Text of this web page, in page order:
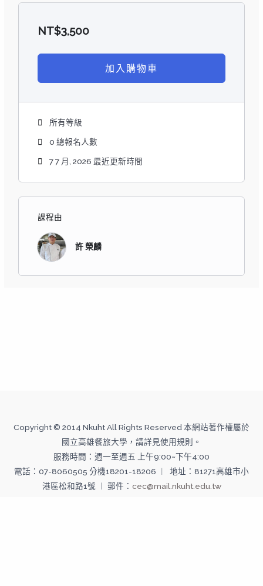
NT$3,500
加入購物車
所有等級
0 總報名人數
7 7 月, 2026 最近更新時間
課程由
許 榮麟
Copyright © 2014 Nkuht All Rights Reserved 本網站著作權屬於
國立高雄餐旅大學，請詳見使用規則。
服務時間：週一至週五 上午9:00~下午4:00
電話：07-8060505 分機18201-18206 ︱ 地址：81271高雄市小
港區松和路1號 ︱ 郵件： cec@mail.nkuht.edu.tw